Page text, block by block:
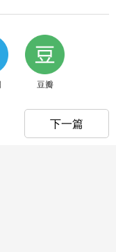
豆瓣
下一篇